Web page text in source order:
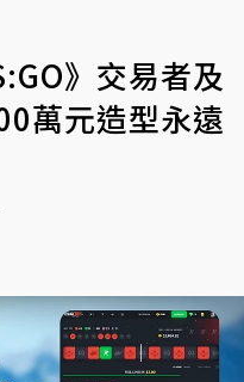
》交易者及
萬元造型永遠